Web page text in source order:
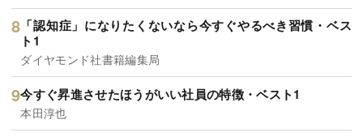
「認知症」になりたくないなら今すぐやるべき習慣・ベス
ト1
ダイヤモンド社書籍編集局
今すぐ昇進させたほうがいい社員の特徴・ベスト1
本田淳也